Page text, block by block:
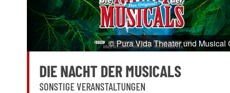
© Pura Vida Theater und Musical
DIE NACHT DER MUSICALS
SONSTIGE VERANSTALTUNGEN